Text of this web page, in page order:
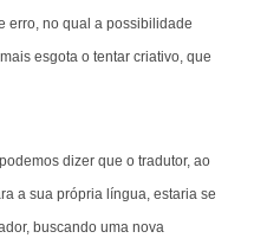
erro, no qual a possibilidade
esgota o tentar criativo, que
dizer que o tradutor, ao
a sua própria língua, estaria se
buscando uma nova